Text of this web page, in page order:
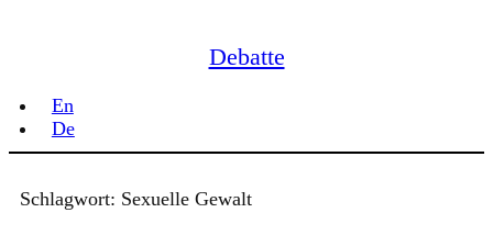
Debatte
En
De
Schlagwort: Sexuelle Gewalt